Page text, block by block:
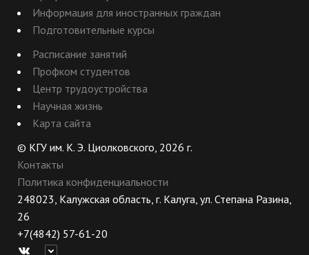
Информация для иностранных граждан
Подготовительные курсы
Расписание занятий
Профком студентов
Центр трудоустройства
Научная жизнь
Карта сайта
© КГУ им. К. Э. Циолковского, 2026 г.
Контакты
Политика конфиденциальности
248023, Калужская область, г. Калуга, ул. Степана Разина,
26
+7(4842) 57-61-20